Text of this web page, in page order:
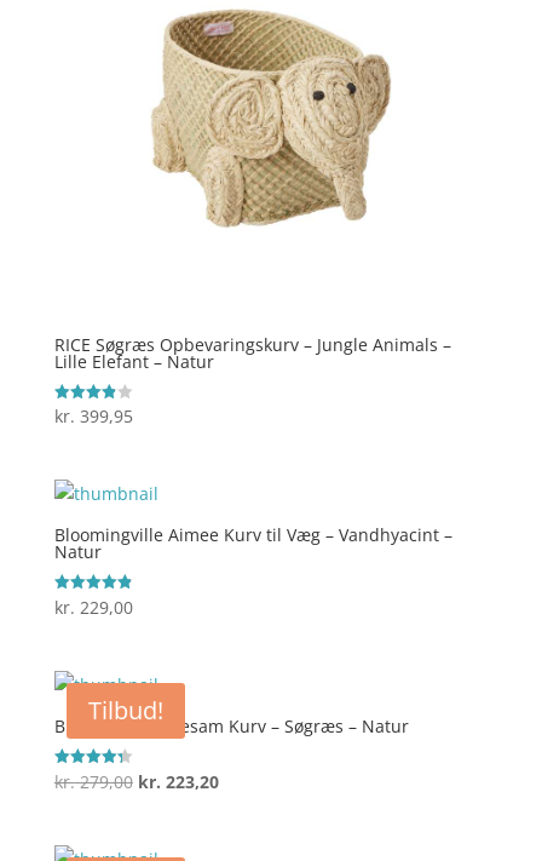
RICE Søgræs Opbevaringskurv – Jungle Animals –
Lille Elefant – Natur
Vurderet
3.9
kr. 399,95
Bloomingville Aimee Kurv til Væg – Vandhyacint –
Natur
Vurderet
4.9
kr. 229,00
Tilbud!
Bloomingville Hesam Kurv – Søgræs – Natur
Vurderet
4.3
kr.279,00 Den
kr. 223,20Den